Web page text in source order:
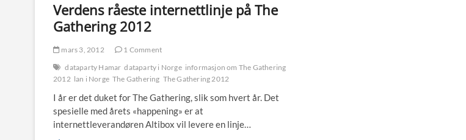
Verdens råeste internettlinje på The
Gathering 2012
mars 3, 2012
1 Comment
dataparty Hamar dataparty i Norge informasjon om The Gathering
2012 lan i Norge The Gathering The Gathering 2012
I år er det duket for The Gathering, slik som hvert år. Det
spesielle med årets «happening» er at
internettleverandøren Altibox vil levere en linje…